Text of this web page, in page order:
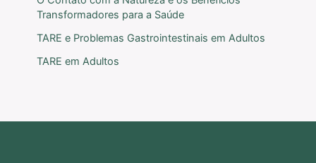
Transformadores para a Saúde
TARE e Problemas Gastrointestinais em Adultos
TARE em Adultos